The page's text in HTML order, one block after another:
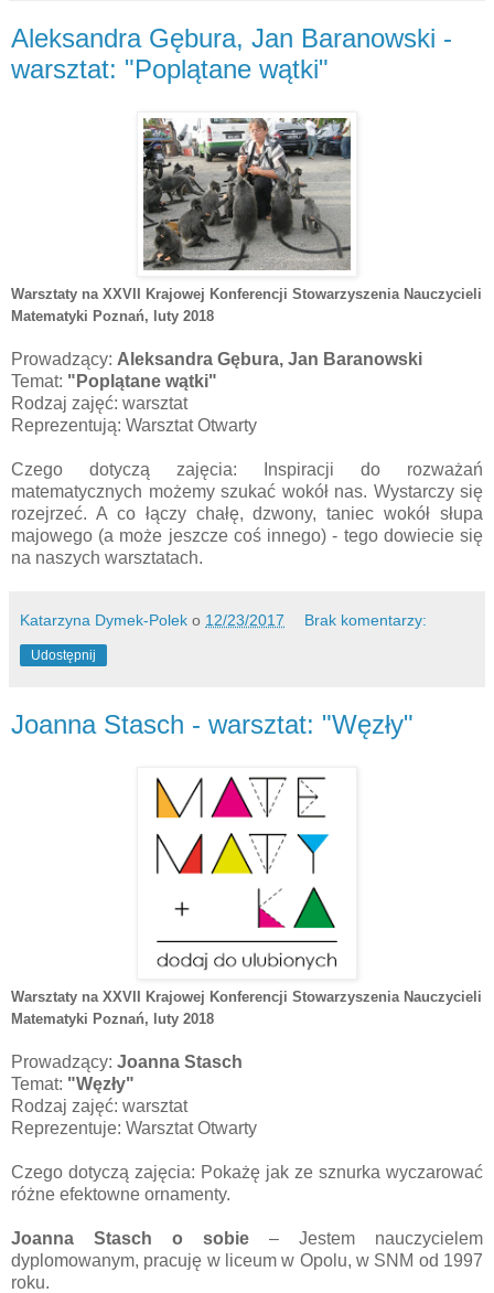
Aleksandra Gębura, Jan Baranowski -
warsztat: "Poplątane wątki"
Warsztaty na XXVII Krajowej Konferencji Stowarzyszenia Nauczycieli
Matematyki Poznań, luty 2018
Prowadzący: Aleksandra Gębura, Jan Baranowski
Temat: "Poplątane wątki"
Rodzaj zajęć: warsztat
Reprezentują: Warsztat Otwarty
Czego dotyczą zajęcia: Inspiracji do rozważań
matematycznych możemy szukać wokół nas. Wystarczy się
rozejrzeć. A co łączy chałę, dzwony, taniec wokół słupa
majowego (a może jeszcze coś innego) - tego dowiecie się
na naszych warsztatach.
Katarzyna Dymek-Polek o 12/23/2017 Brak komentarzy:
Udostępnij
Joanna Stasch - warsztat: "Węzły"
Warsztaty na XXVII Krajowej Konferencji Stowarzyszenia Nauczycieli
Matematyki Poznań, luty 2018
Prowadzący: Joanna Stasch
Temat: "Węzły"
Rodzaj zajęć: warsztat
Reprezentuje: Warsztat Otwarty
Czego dotyczą zajęcia: Pokażę jak ze sznurka wyczarować
różne efektowne ornamenty.
Joanna Stasch o sobie – Jestem nauczycielem
dyplomowanym, pracuję w liceum w Opolu, w SNM od 1997
roku.